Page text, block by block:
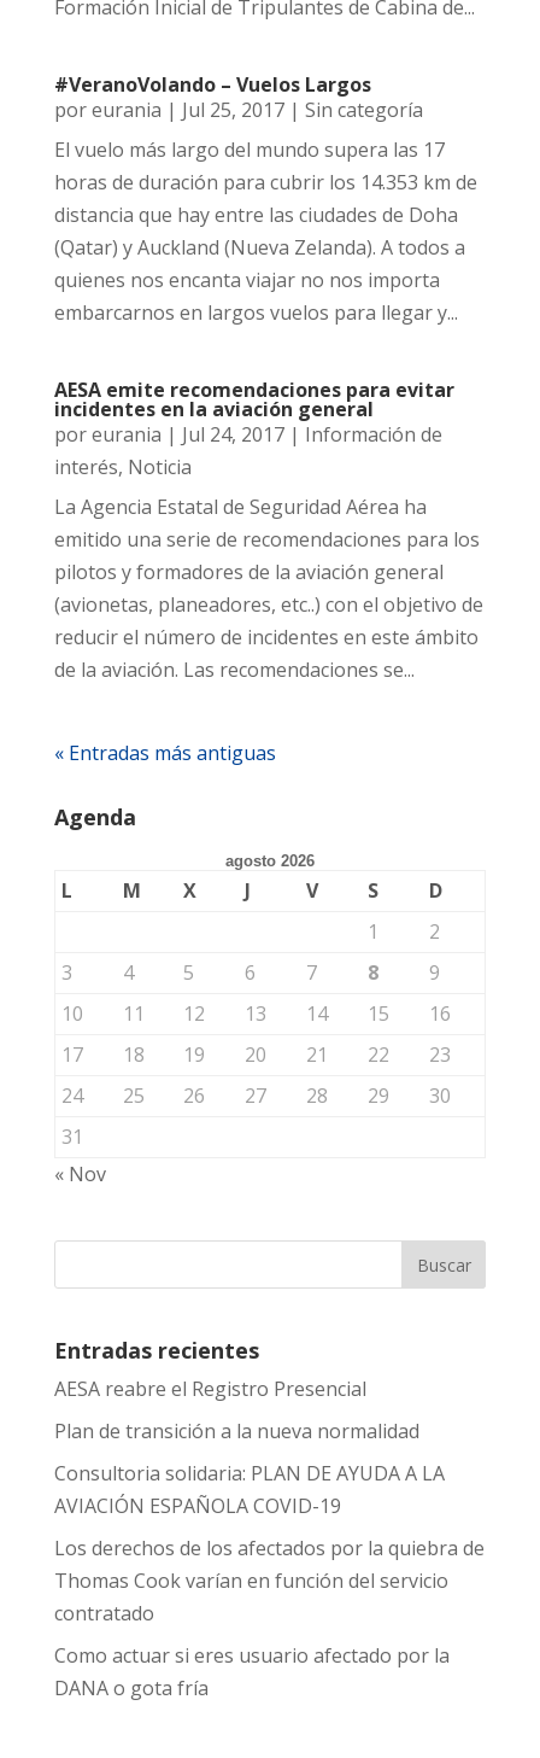
Formación Inicial de Tripulantes de Cabina de...
#VeranoVolando – Vuelos Largos
poreurania | Jul 25, 2017| Sin categoría
El vuelo más largo del mundo supera las 17
horas de duración para cubrir los 14.353 km de
distancia que hay entre las ciudades de Doha
(Qatar) y Auckland (Nueva Zelanda). A todos a
quienes nos encanta viajar no nos importa
embarcarnos en largos vuelos para llegar y...
AESA emite recomendaciones para evitar
incidentes en la aviación general
poreurania | Jul 24, 2017| Información de
interés, Noticia
La Agencia Estatal de Seguridad Aérea ha
emitido una serie de recomendaciones para los
pilotos y formadores de la aviación general
(avionetas, planeadores, etc..) con el objetivo de
reducir el número de incidentes en este ámbito
de la aviación. Las recomendaciones se...
« Entradas más antiguas
Agenda
agosto 2026
L M X J V S
D
1
2
3
4 5 6 7 8
9
10
11 12 13 14 15
16
17
18 19 20 21 22
23
24
25 26 27 28 29
30
31
« Nov
Entradas recientes
AESA reabre el Registro Presencial
Plan de transición a la nueva normalidad
Consultoria solidaria: PLAN DE AYUDA A LA
AVIACIÓN ESPAÑOLA COVID-19
Los derechos de los afectados por la quiebra de
Thomas Cook varían en función del servicio
contratado
Como actuar si eres usuario afectado por la
DANA o gota fría